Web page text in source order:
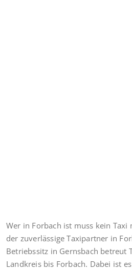
Wer in Forbach ist muss kein Taxi
der zuverlässige Taxipartner in
Betriebssitz in Gernsbach betreut
Landkreis bis Forbach. Dabei ist